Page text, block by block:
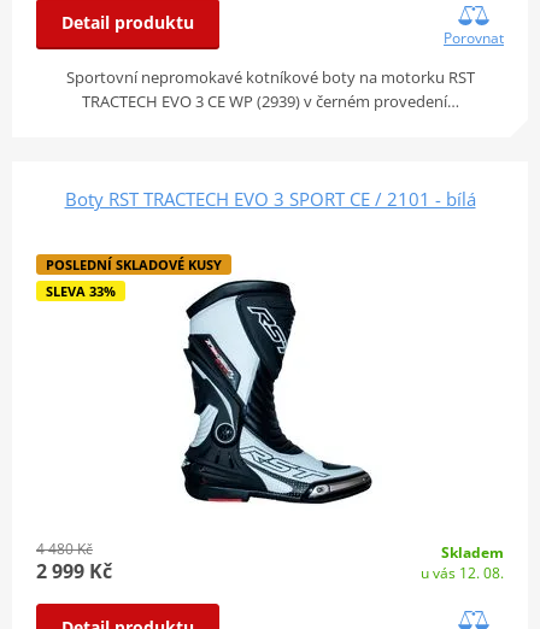
Detail produktu
Porovnat
Sportovní nepromokavé kotníkové boty na motorku RST
TRACTECH EVO 3 CE WP (2939) v černém provedení…
Boty RST TRACTECH EVO 3 SPORT CE / 2101 - bílá
POSLEDNÍ SKLADOVÉ KUSY
SLEVA 33%
4 480 Kč
2 999 Kč
Skladem
u vás 12. 08.